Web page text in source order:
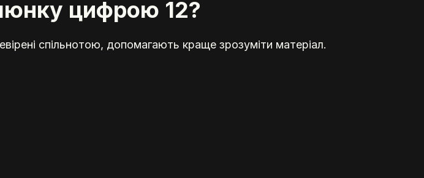
цифрою 12?
спільнотою, допомагають краще зрозуміти матеріал.